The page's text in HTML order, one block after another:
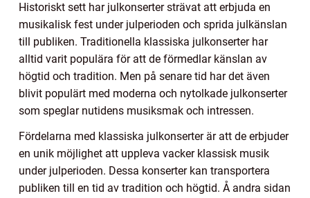
Historiskt sett har julkonserter strävat att erbjuda en
musikalisk fest under julperioden och sprida julkänslan
till publiken. Traditionella klassiska julkonserter har
alltid varit populära för att de förmedlar känslan av
högtid och tradition. Men på senare tid har det även
blivit populärt med moderna och nytolkade julkonserter
som speglar nutidens musiksmak och intressen.
Fördelarna med klassiska julkonserter är att de erbjuder
en unik möjlighet att uppleva vacker klassisk musik
under julperioden. Dessa konserter kan transportera
publiken till en tid av tradition och högtid. Å andra sidan